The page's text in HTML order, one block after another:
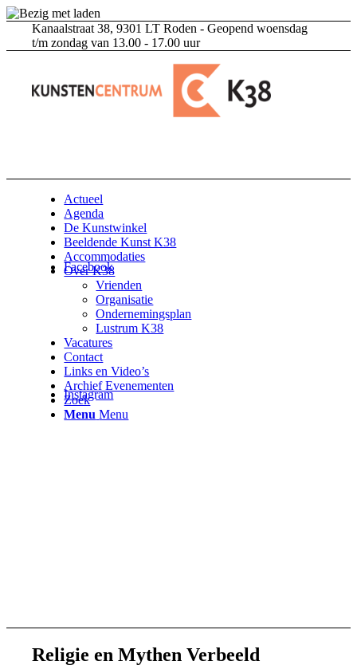
Kanaalstraat 38, 9301 LT Roden - Geopend woensdag
t/m zondag van 13.00 - 17.00 uur
Facebook
Instagram
Actueel
Agenda
De Kunstwinkel
Beeldende Kunst K38
Accommodaties
Over K38
Vrienden
Organisatie
Ondernemingsplan
Lustrum K38
Vacatures
Contact
Links en Video’s
Archief Evenementen
Zoek
Menu Menu
Religie en Mythen Verbeeld